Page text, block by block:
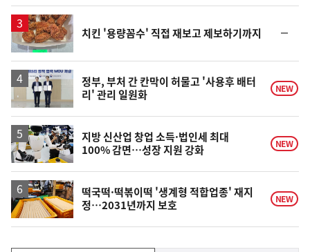
일
치킨 '용량꼼수' 직접 재보고 제보하기까지
일
정부, 부처 간 칸막이 허물고 '사용후 배터
리' 관리 일원화
NEW
지방 신산업 창업 소득·법인세 최대
100% 감면…성장 지원 강화
NEW
떡국떡·떡볶이떡 '생계형 적합업종' 재지
정…2031년까지 보호
NEW